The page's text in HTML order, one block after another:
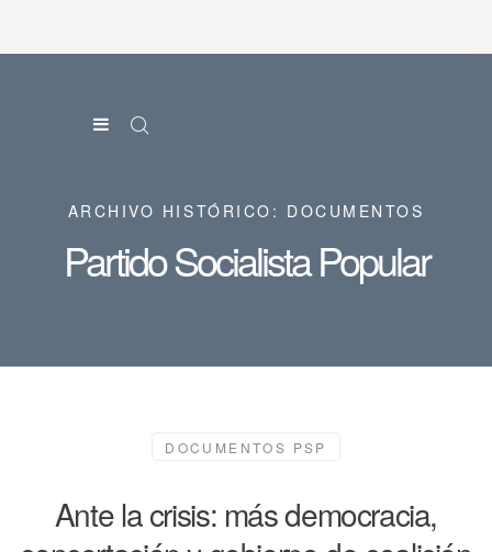
ARCHIVO HISTÓRICO: DOCUMENTOS
Partido Socialista Popular
DOCUMENTOS PSP
Ante la crisis: más democracia,